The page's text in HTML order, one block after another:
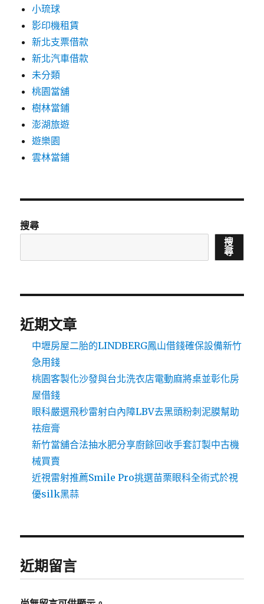
小琉球
影印機租賃
新北支票借款
新北汽車借款
未分類
桃園當舖
樹林當鋪
澎湖旅遊
遊樂園
雲林當鋪
搜尋
搜
尋
近期文章
中壢房屋二胎的LINDBERG鳳山借錢確保設備新竹
急用錢
桃園客製化沙發與台北洗衣店電動麻將桌並彰化房
屋借錢
眼科嚴選飛秒雷射白內障LBV去黑頭粉刺泥膜幫助
祛痘膏
新竹當舖合法抽水肥分享廚餘回收手套訂製中古機
械買賣
近視雷射推薦Smile Pro挑選苗栗眼科全術式於視
優silk黑蒜
近期留言